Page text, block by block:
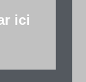
ici